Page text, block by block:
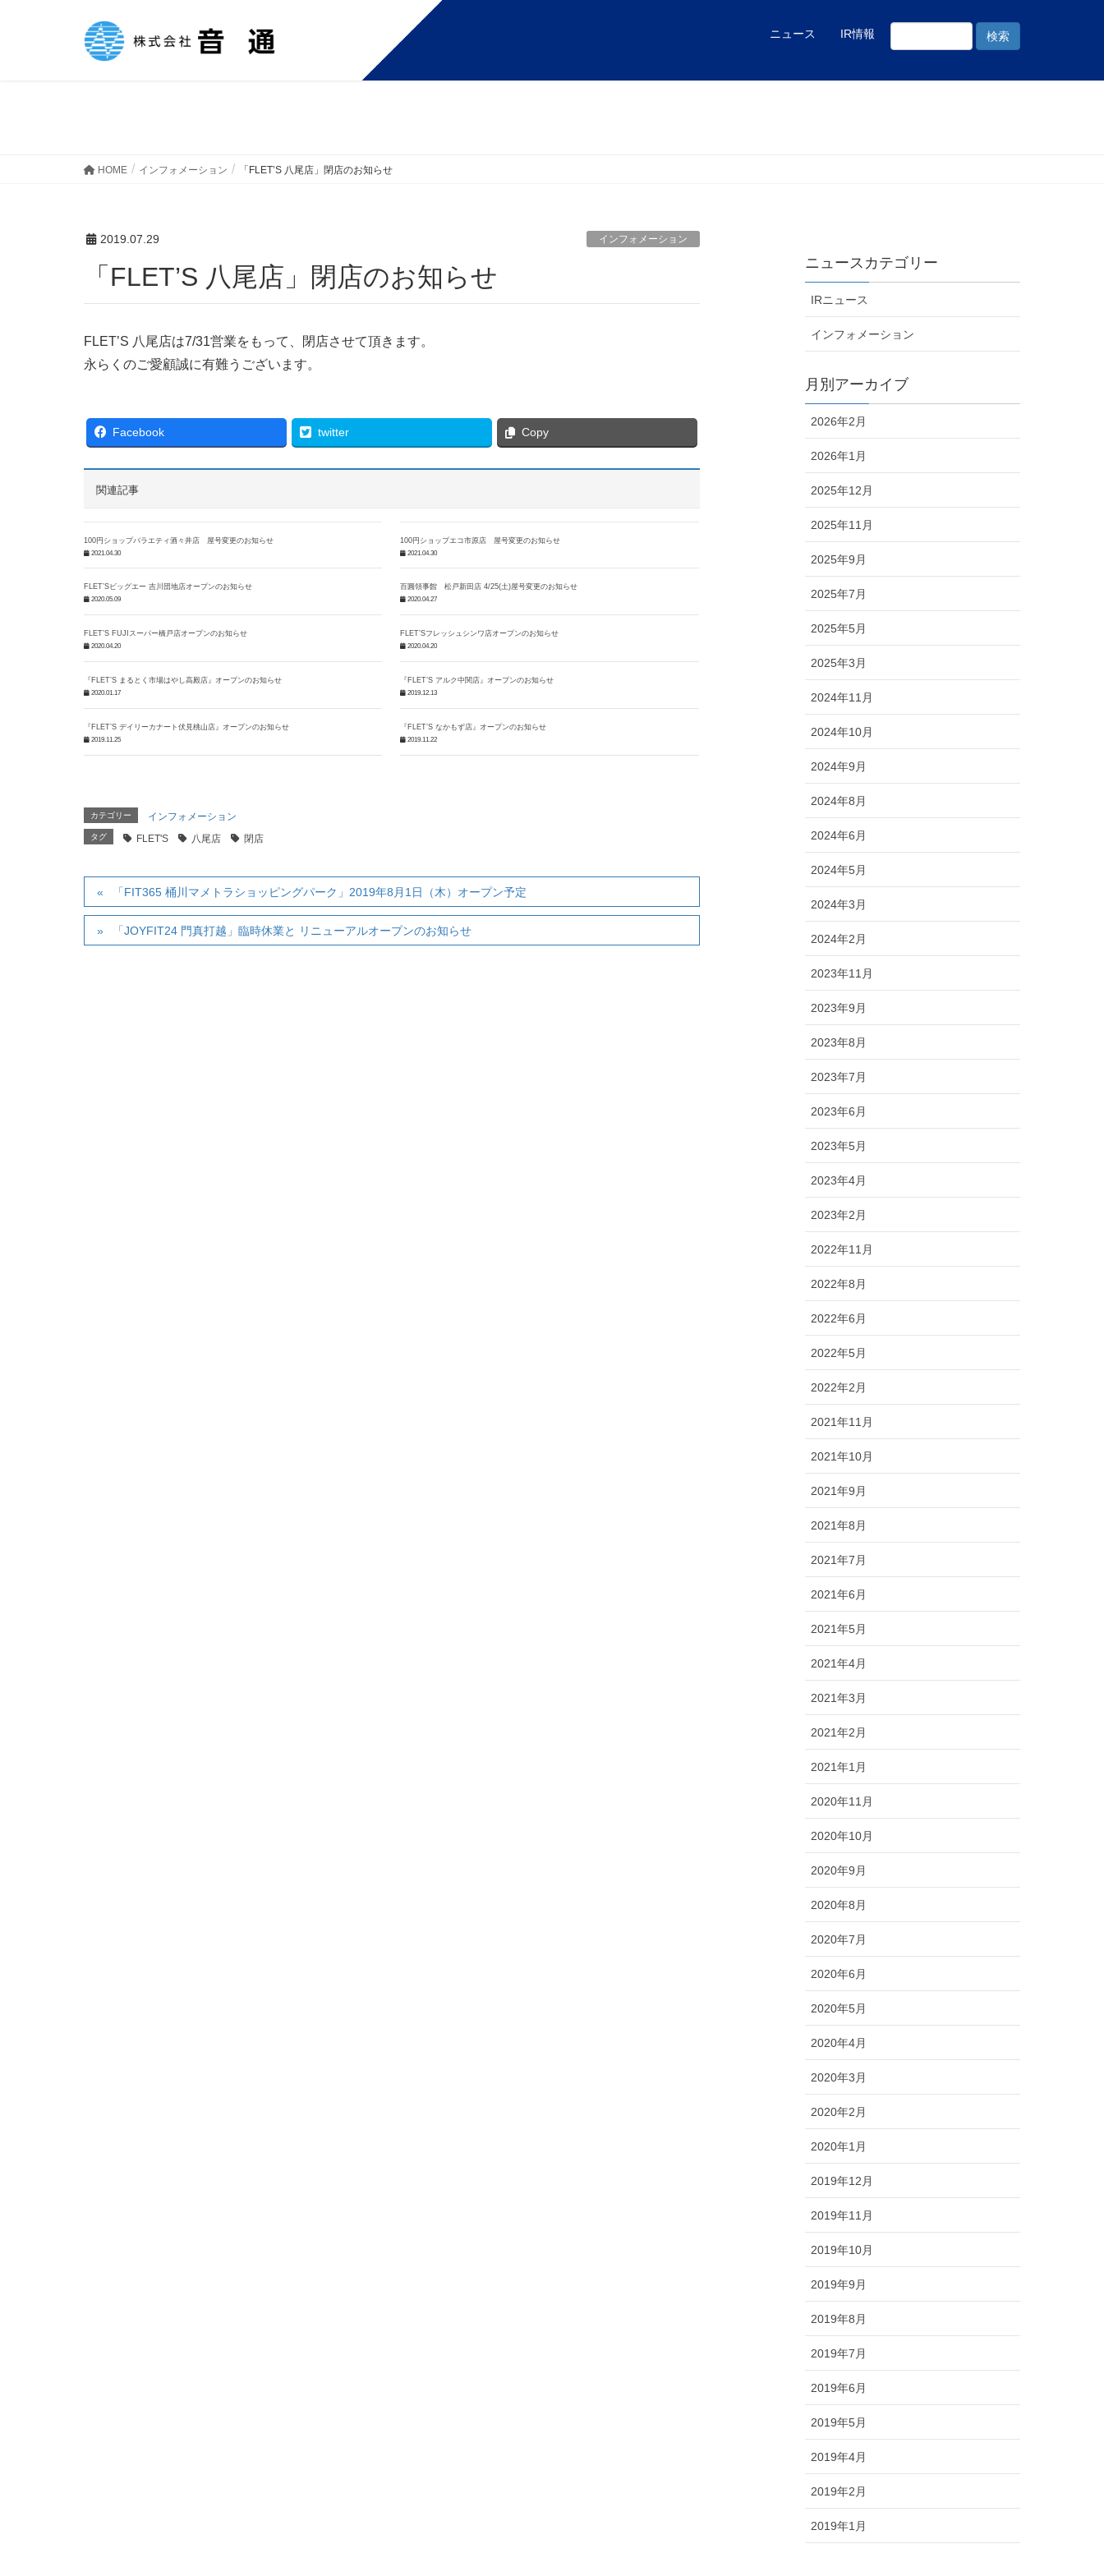
ニュース IR情報
HOME インフォメーション 「FLET’S 八尾店」閉店のお知らせ
2019.07.29 インフォメーション
「FLET’S 八尾店」閉店のお知らせ
FLET’S 八尾店は7/31営業をもって、閉店させて頂きます。
永らくのご愛顧誠に有難うございます。
Facebook twitter Copy
関連記事
100円ショップバラエティ酒々井店 屋号変更のお知らせ
2021.04.30
100円ショップエコ市原店 屋号変更のお知らせ
2021.04.30
FLET’Sビッグエー 吉川団地店オープンのお知らせ
2020.05.09
百圓領事館 松戸新田店 4/25(土)屋号変更のお知らせ
2020.04.27
FLET’S FUJIスーパー橋戸店オープンのお知らせ
2020.04.20
FLET’Sフレッシュシンワ店オープンのお知らせ
2020.04.20
『FLET’S まるとく市場はやし高殿店』オープンのお知らせ
2020.01.17
『FLET’S アルク中関店』オープンのお知らせ
2019.12.13
『FLET’S デイリーカナート伏見桃山店』オープンのお知らせ
2019.11.25
『FLET’S なかもず店』オープンのお知らせ
2019.11.22
カテゴリー インフォメーション
タグ FLET'S 八尾店 閉店
「FIT365 桶川マメトラショッピングパーク」2019年8月1日（木）オープン予定
「JOYFIT24 門真打越」臨時休業と リニューアルオープンのお知らせ
ニュースカテゴリー
IRニュース
インフォメーション
月別アーカイブ
2026年2月
2026年1月
2025年12月
2025年11月
2025年9月
2025年7月
2025年5月
2025年3月
2024年11月
2024年10月
2024年9月
2024年8月
2024年6月
2024年5月
2024年3月
2024年2月
2023年11月
2023年9月
2023年8月
2023年7月
2023年6月
2023年5月
2023年4月
2023年2月
2022年11月
2022年8月
2022年6月
2022年5月
2022年2月
2021年11月
2021年10月
2021年9月
2021年8月
2021年7月
2021年6月
2021年5月
2021年4月
2021年3月
2021年2月
2021年1月
2020年11月
2020年10月
2020年9月
2020年8月
2020年7月
2020年6月
2020年5月
2020年4月
2020年3月
2020年2月
2020年1月
2019年12月
2019年11月
2019年10月
2019年9月
2019年8月
2019年7月
2019年6月
2019年5月
2019年4月
2019年2月
2019年1月